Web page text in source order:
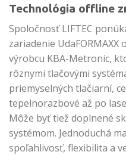
Technológia offline
Spoločnosť LIFTEC
zariadenie
výrobcu KBA-Metronic,
rôznymi tlačovými
priemyselných tlačiarní,
tepelnorazbové až po
Môže byť tiež doplnené
systémom. Jednoduchá
spoľahlivosť, flexibilita a